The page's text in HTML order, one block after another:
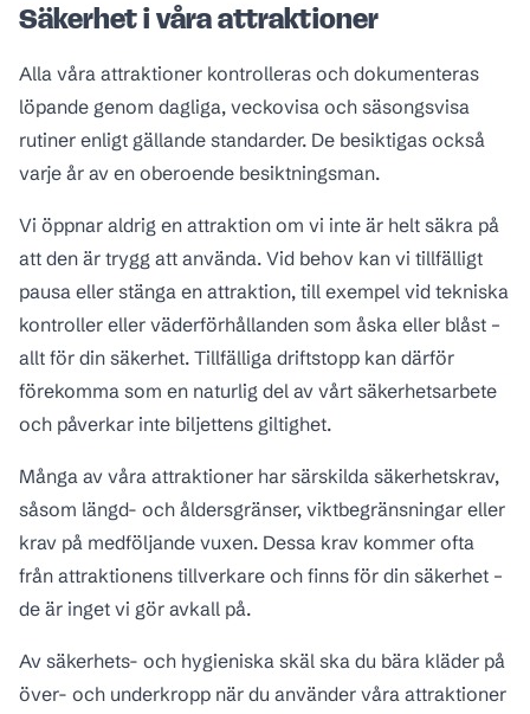
Säkerhet i våra attraktioner
Alla våra attraktioner kontrolleras och dokumenteras
löpande genom dagliga, veckovisa och säsongsvisa
rutiner enligt gällande standarder. De besiktigas också
varje år av en oberoende besiktningsman.
Vi öppnar aldrig en attraktion om vi inte är helt säkra på
att den är trygg att använda. Vid behov kan vi tillfälligt
pausa eller stänga en attraktion, till exempel vid tekniska
kontroller eller väderförhållanden som åska eller blåst –
allt för din säkerhet. Tillfälliga driftstopp kan därför
förekomma som en naturlig del av vårt säkerhetsarbete
och påverkar inte biljettens giltighet.
Många av våra attraktioner har särskilda säkerhetskrav,
såsom längd- och åldersgränser, viktbegränsningar eller
krav på medföljande vuxen. Dessa krav kommer ofta
från attraktionens tillverkare och finns för din säkerhet –
de är inget vi gör avkall på.
Av säkerhets- och hygieniska skäl ska du bära kläder på
över- och underkropp när du använder våra attraktioner